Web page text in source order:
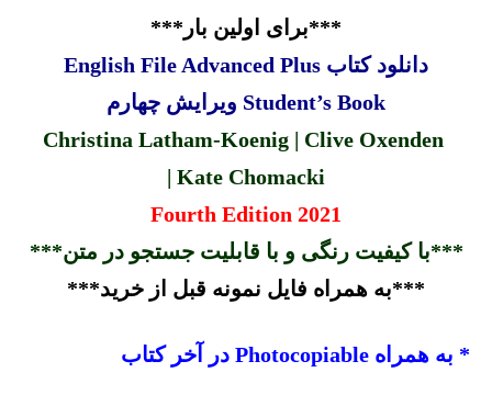
***برای اولین بار***
دانلود کتاب English File Advanced Plus
Student’s Book ویرایش چهارم
Christina Latham-Koenig | Clive Oxenden
| Kate Chomacki
Fourth Edition 2021
***با کیفیت رنگی و با قابلیت جستجو در متن***
***به همراه فایل نمونه قبل از خرید***
‌‌* به همراه Photocopiable در آخر کتاب